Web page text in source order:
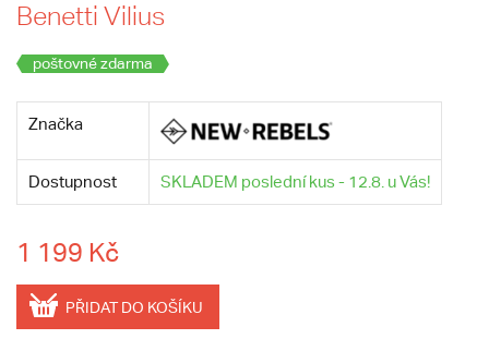
Benetti Vilius
poštovné zdarma
Značka
Dostupnost SKLADEM poslední kus - 12.8. u Vás!
1 199 Kč
PŘIDAT DO KOŠÍKU